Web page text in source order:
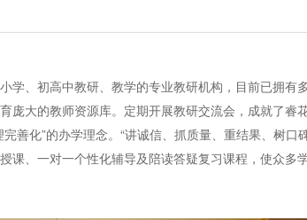
、初高中教研、教学的专业教研机构，目前已拥有
大的教师资源库。定期开展教研交流会，成就了睿
善化”的办学理念。“讲诚信、抓质量、重结果、树口
、一对一个性化辅导及陪读答疑复习课程，使众多